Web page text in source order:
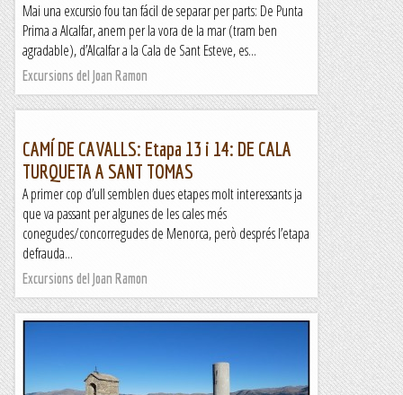
Mai una excursio fou tan fácil de separar per parts: De Punta
Prima a Alcalfar, anem per la vora de la mar (tram ben
agradable), d’Alcalfar a la Cala de Sant Esteve, es...
Excursions del Joan Ramon
CAMÍ DE CAVALLS: Etapa 13 i 14: DE CALA
TURQUETA A SANT TOMAS
A primer cop d’ull semblen dues etapes molt interessants ja
que va passant per algunes de les cales més
conegudes/concorregudes de Menorca, però després l’etapa
defrauda...
Excursions del Joan Ramon